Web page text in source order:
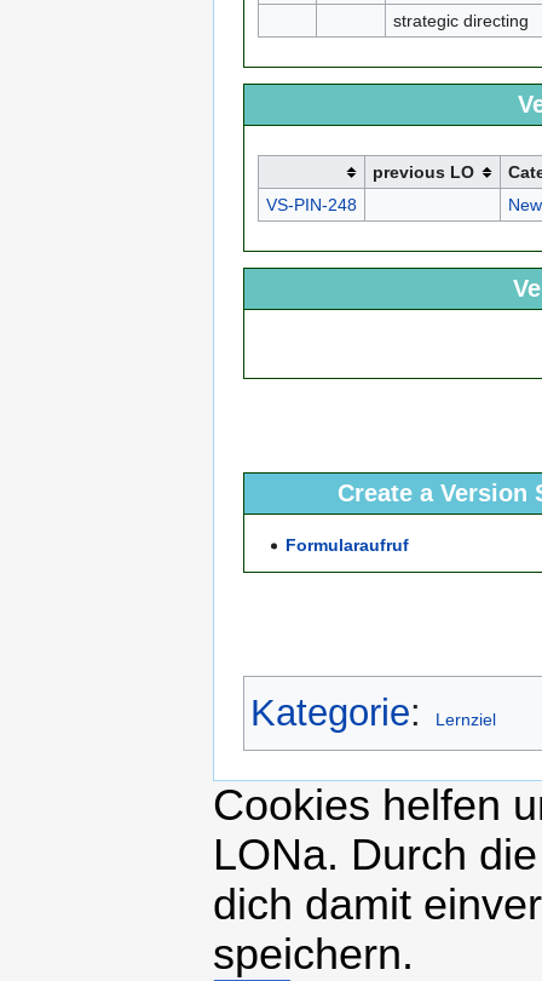
strategic directing
previous LO
VS-PIN-248
New
Create a Version
Formularaufruf
Kategorie: Lernziel
Cookies helfen
LONa. Durch
dich damit
speichern.